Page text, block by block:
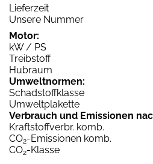
Lieferzeit
Unsere Nummer
Motor:
kW / PS
Treibstoff
Hubraum
Umweltnormen:
Schadstoffklasse
Umweltplakette
Verbrauch und Emissionen
Kraftstoffverbr. komb.
CO2-Emissionen komb.
CO2-Klasse